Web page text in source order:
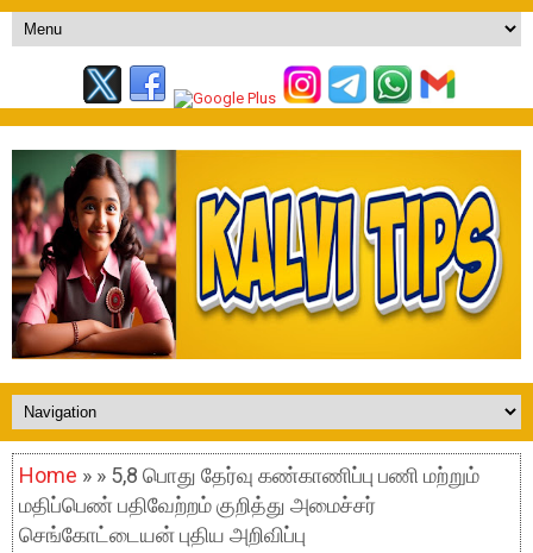
Home » » 5,8 பொது தேர்வு கண்காணிப்பு பணி மற்றும்
மதிப்பெண் பதிவேற்றம் குறித்து அமைச்சர்
செங்கோட்டையன் புதிய அறிவிப்பு